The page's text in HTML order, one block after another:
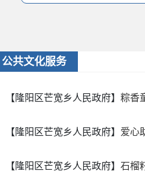
公共文化服务
【隆阳区芒宽乡人民政府】 粽香
【隆阳区芒宽乡人民政府】 爱心
【隆阳区芒宽乡人民政府】 石榴